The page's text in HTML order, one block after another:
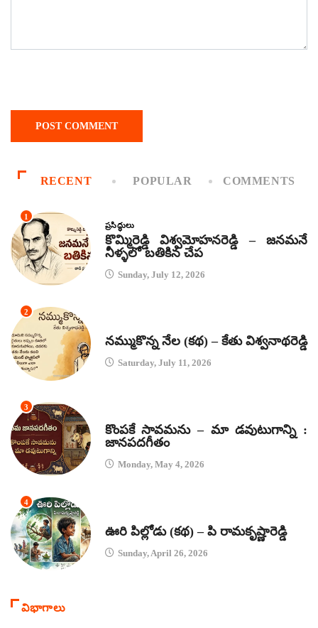
RECENT POPULAR COMMENTS
1
ప్రసిద్ధులు
కొమ్మిరెడ్డి విశ్వమోహనరెడ్డి – జనమనే
నీళ్ళలో బతికిన చేప
Sunday, July 12, 2026
2
నమ్ముకొన్న నేల (కథ) – కేతు విశ్వనాథరెడ్డి
Saturday, July 11, 2026
3
కొంపకే సావమను – మా డవుటుగాన్ని :
జానపదగీతం
Monday, May 4, 2026
4
ఊరి పిల్లోడు (కథ) – పి రామకృష్ణారెడ్డి
Sunday, April 26, 2026
విభాగాలు